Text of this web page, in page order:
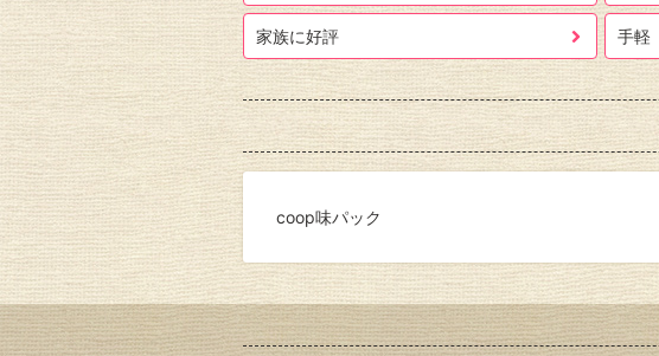
家族に好評 手軽
coop味パック